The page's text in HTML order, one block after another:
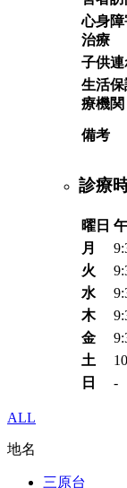
心身
治療
子供
生活
療機関
備考
診療
曜日
月
火
水
木
金
土
日
-
ALL
地名
三原台